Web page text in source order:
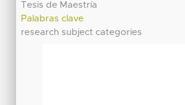
Tesis de Maestría
Palabras clave
research subject categories